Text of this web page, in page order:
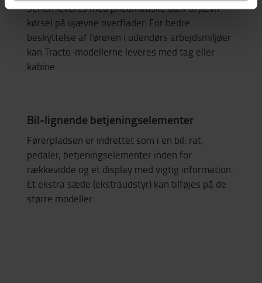
Serien leveres med pneumatiske dæk til jævn
kørsel på ujævne overflader. For bedre
beskyttelse af føreren i udendørs arbejdsmiljøer
kan Tracto-modellerne leveres med tag eller
kabine.
Bil-lignende betjeningselementer
Førerpladsen er indrettet som i en bil: rat,
pedaler, betjeningselementer inden for
rækkevidde og et display med vigtig information.
Et ekstra sæde (ekstraudstyr) kan tilføjes på de
større modeller.